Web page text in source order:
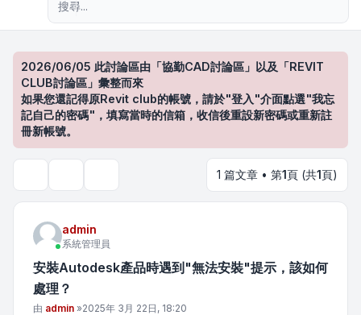
2026/06/05 此討論區由「協勤CAD討論區」以及「REVIT
CLUB討論區」彙整而來
如果您還記得原Revit club的帳號，請於"登入"介面點選"我忘
記自己的密碼"，填寫當時的信箱，收信後重設新密碼或重新註
冊新帳號。
1 篇文章 • 第1頁 (共1頁)
admin
系統管理員
安裝Autodesk產品時遇到"無法安裝"提示，該如何
處理？
文章
由 admin »2025年 3月 22日, 18:20